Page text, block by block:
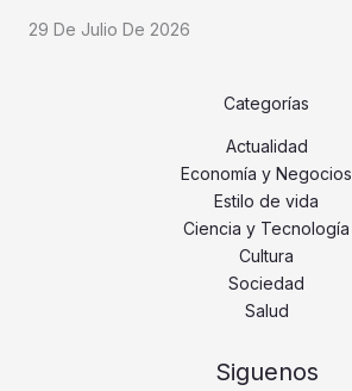
29 De Julio De 2026
Categorías
Actualidad
Economía y Negocios
Estilo de vida
Ciencia y Tecnología
Cultura
Sociedad
Salud
Siguenos